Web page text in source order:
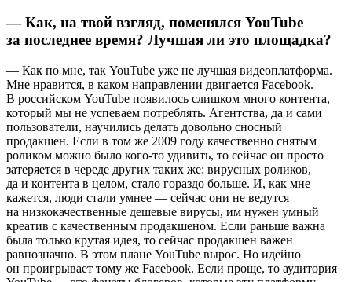
— Как, на твой взгляд, поменялся YouTube
за последнее время? Лучшая ли это площадка?
— Как по мне, так YouTube уже не лучшая видеоплатформа.
Мне нравится, в каком направлении двигается Facebook.
В российском YouTube появилось слишком много контента,
который мы не успеваем потреблять. Агентства, да и сами
пользователи, научились делать довольно сносный
продакшен. Если в том же 2009 году качественно снятым
роликом можно было кого-то удивить, то сейчас он просто
затеряется в череде других таких же: вирусных роликов,
да и контента в целом, стало гораздо больше. И, как мне
кажется, люди стали умнее — сейчас они не ведутся
на низкокачественные дешевые вирусы, им нужен умный
креатив с качественным продакшеном. Если раньше важна
была только крутая идея, то сейчас продакшен важен
равнозначно. В этом плане YouTube вырос. Но идейно
он проигрывает тому же Facebook. Если проще, то аудитория